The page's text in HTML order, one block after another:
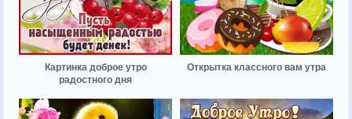
Картинка доброе утро
радостного дня
Открытка классного вам утра